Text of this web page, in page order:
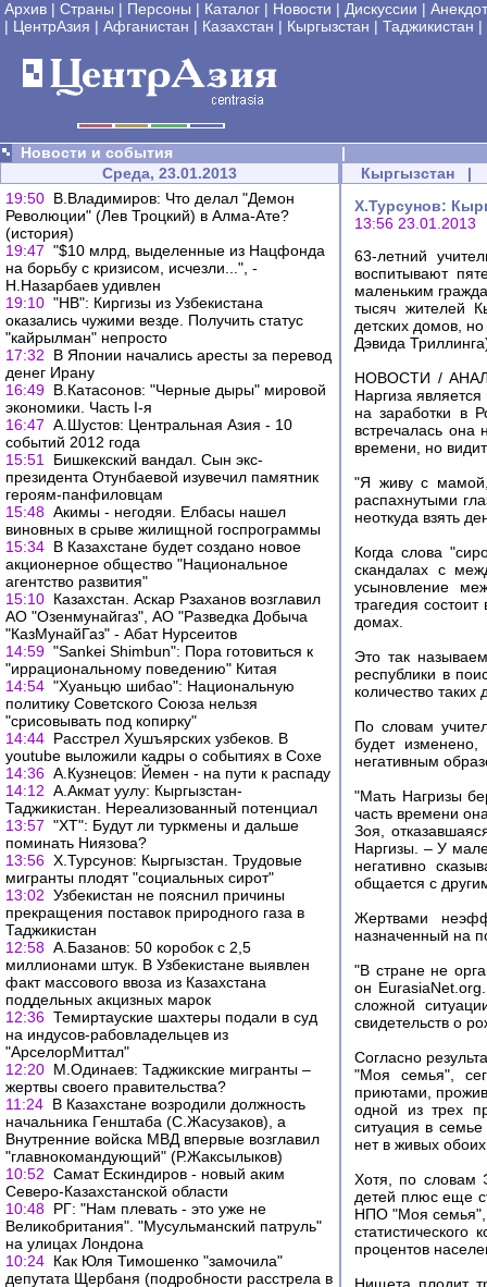
Архив | Страны | Персоны | Каталог | Новости | Дискуссии |
| ЦентрАзия | Афганистан | Казахстан | Кыргызстан | Таджикистан |
Новости и события
|
Среда, 23.01.2013
19:50 В.Владимиров: Что делал "Демон
Революции" (Лев Троцкий) в Алма-Ате?
(история)
19:47 "$10 млрд, выделенные из Нацфонда
на борьбу с кризисом, исчезли...", -
Н.Назарбаев удивлен
19:10 "НВ": Киргизы из Узбекистана
оказались чужими везде. Получить статус
"кайрылман" непросто
17:32
В Японии начались аресты за перевод
денег Ирану
16:49 В.Катасонов: "Черные дыры" мировой
экономики. Часть I-я
16:47 А.Шустов: Центральная Азия - 10
событий 2012 года
15:51
Бишкекский вандал. Сын экс-
президента Отунбаевой изувечил памятник
героям-панфиловцам
15:48 Акимы - негодяи. Елбасы нашел
виновных в срыве жилищной госпрограммы
15:34 В Казахстане будет создано новое
акционерное общество "Национальное
агентство развития"
15:10 Казахстан. Аскар Рзаханов возглавил
АО "Озенмунайгаз", АО "Разведка Добыча
"КазМунайГаз" - Абат Нурсеитов
14:59 "Sankei Shimbun": Пора готовиться к
"иррациональному поведению" Китая
14:54 "Хуаньцю шибао": Национальную
политику Советского Союза нельзя
"срисовывать под копирку"
14:44 Расстрел Хушъярских узбеков. В
youtube выложили кадры о событиях в Сохе
14:36 А.Кузнецов: Йемен - на пути к распаду
14:12 А.Акмат уулу: Кыргызстан-
Таджикистан. Нереализованный потенциал
13:57 "ХТ": Будут ли туркмены и дальше
поминать Ниязова?
13:56 Х.Турсунов: Кыргызстан. Трудовые
мигранты плодят "социальных сирот"
13:02 Узбекистан не пояснил причины
прекращения поставок природного газа в
Таджикистан
12:58 А.Базанов: 50 коробок с 2,5
миллионами штук. В Узбекистане выявлен
факт массового ввоза из Казахстана
поддельных акцизных марок
12:36 Темиртауские шахтеры подали в суд
на индусов-рабовладельцев из
"АрселорМиттал"
12:20 М.Одинаев: Таджикские мигранты –
жертвы своего правительства?
11:24 В Казахстане возродили должность
начальника Генштаба (С.Жасузаков), а
Внутренние войска МВД впервые возглавил
"главнокомандующий" (Р.Жаксылыков)
10:52 Самат Ескиндиров - новый аким
Северо-Казахстанской области
10:48 РГ: "Нам плевать - это уже не
Великобритания". "Мусульманский патруль"
на улицах Лондона
10:24 Как Юля Тимошенко "замочила"
депутата Щербаня (подробности расстрела в
Кыргызстан |
Х.Турсунов:
13:56 23.01.2013
63-летний
воспитывают
маленьким
тысяч жителей
детских домов,
Дэвида
НОВОСТИ /
Наргиза
на заработки в
встречалась
времени, но
"Я живу с мамой,
распахнутыми
неоткуда взять
Когда слова
скандалах с
усыновление
трагедия
домах.
Это так
республики в
количество
По словам
будет изменено,
негативным
"Мать Нагризы
часть времени
Зоя,
Наргизы. – У
негативно
общается с
Жертвами
назначенный на
"В стране не
он
сложной
свидетельств о
Согласно
"Моя семья",
приютами,
одной из трех
ситуация в
нет в живых
Хотя, по словам
детей плюс еще
НПО "Моя семья",
процентов